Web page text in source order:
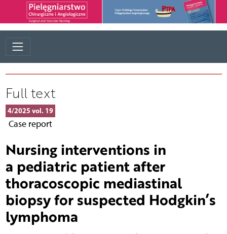
Full text
4/2025 vol. 19
Case report
Nursing interventions in
a pediatric patient after
thoracoscopic mediastinal
biopsy for suspected Hodgkin’s
lymphoma